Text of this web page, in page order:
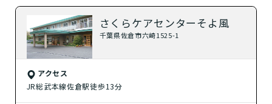
さくらケアセンターそよ風
千葉県佐倉市六崎1525-1
アクセス
JR総武本線佐倉駅徒歩13分